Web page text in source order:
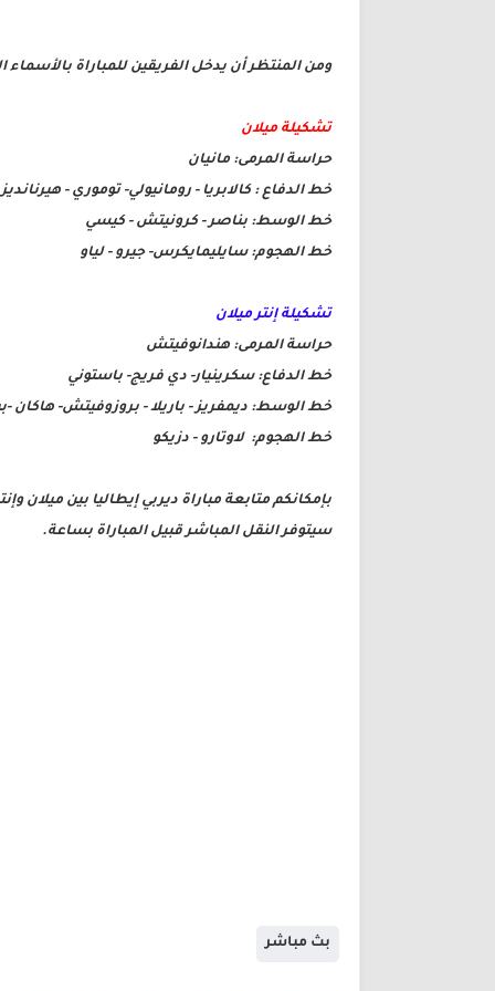
ومن المنتظر أن يدخل الفريقين للمباراة بالأسماء
تشكيلة ميلان
حراسة المرمى: مانيان
خط الدفاع : كالابريا - رومانيولي- توموري - هيرنانديز
خط الوسط: بناصر - كرونيتش - كيسي
خط الهجوم: سايليمايكرس- جيرو - لياو
تشكيلة إنتر ميلان
حراسة المرمى: هندانوفيتش
خط الدفاع: سكرينيار- دي فريج- باستوني
خط الوسط: ديمفريز - باريلا - بروزوفيتش- هاكان
خط الهجوم: لاوتارو - دزيكو
بإمكانكم متابعة مباراة ديربي إيطاليا بين ميلان
سيتوفر النقل المباشر قبيل المباراة بساعة.
بث مباشر